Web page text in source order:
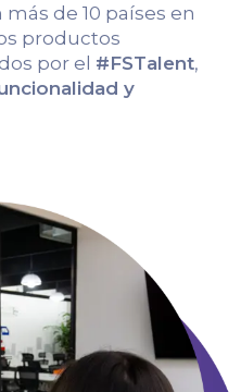
de 10 países en
productos
por el #FSTalent,
y